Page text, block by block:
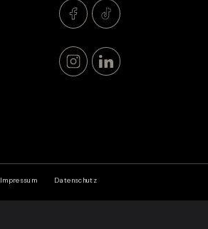
Impressum Datenschutz